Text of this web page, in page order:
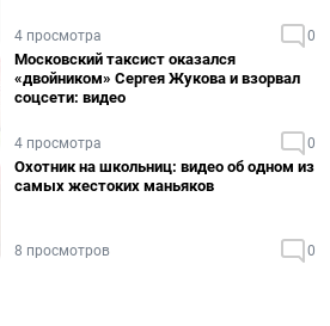
4 просмотра 0
Московский таксист оказался
«двойником» Сергея Жукова и взорвал
соцсети: видео
4 просмотра 0
Охотник на школьниц: видео об одном из
самых жестоких маньяков
8 просмотров 0